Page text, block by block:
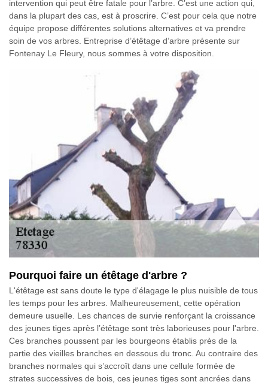
intervention qui peut être fatale pour l’arbre. C’est une action qui,
dans la plupart des cas, est à proscrire. C’est pour cela que notre
équipe propose différentes solutions alternatives et va prendre
soin de vos arbres. Entreprise d’étêtage d’arbre présente sur
Fontenay Le Fleury, nous sommes à votre disposition.
Pourquoi faire un étêtage d'arbre ?
L'étêtage est sans doute le type d'élagage le plus nuisible de tous
les temps pour les arbres. Malheureusement, cette opération
demeure usuelle. Les chances de survie renforçant la croissance
des jeunes tiges après l’étêtage sont très laborieuses pour l'arbre.
Ces branches poussent par les bourgeons établis près de la
partie des vieilles branches en dessous du tronc. Au contraire des
branches normales qui s’accroît dans une cellule formée de
strates successives de bois, ces jeunes tiges sont ancrées dans